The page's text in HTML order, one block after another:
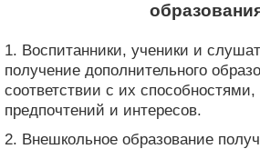
1. Воспитанники, ученики и
получение дополнительного
соответствии с их
предпочтений и интересов.
2. Внешкольное образование